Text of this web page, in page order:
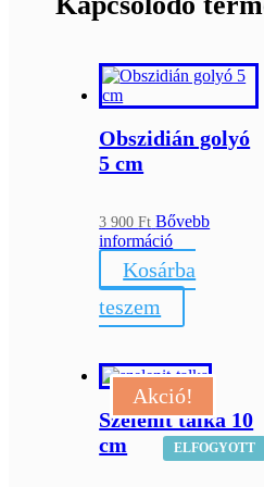
Obszidián golyó
5 cm
3 900Ft Bővebb
információ
Kosárba
teszem
ELFOGYOTT
Akció!
Szelenit tálka 10
cm